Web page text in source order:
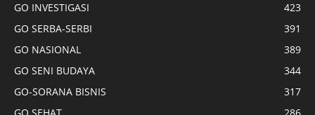
GO INVESTIGASI
423
GO SERBA-SERBI
391
GO NASIONAL
389
GO SENI BUDAYA
344
GO-SORANA BISNIS
317